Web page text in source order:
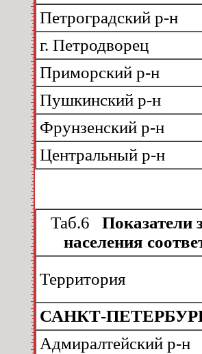
Петроградский р-н
г. Петродворец
Приморский р-н
Пушкинский р-н
Фрунзенский р-н
Центральный р-н
Таб.6 Показатели
населения
Территория
САНКТ-
Адмиралтейский р-н